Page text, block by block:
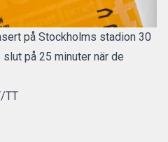
på Stockholms stadion 30
på 25 minuter när de
TT